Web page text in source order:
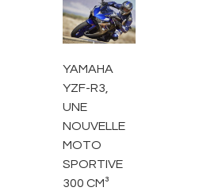
ACTUALITÉS
YAMAHA
YZF-R3,
UNE
NOUVELLE
MOTO
SPORTIVE
300 CM³